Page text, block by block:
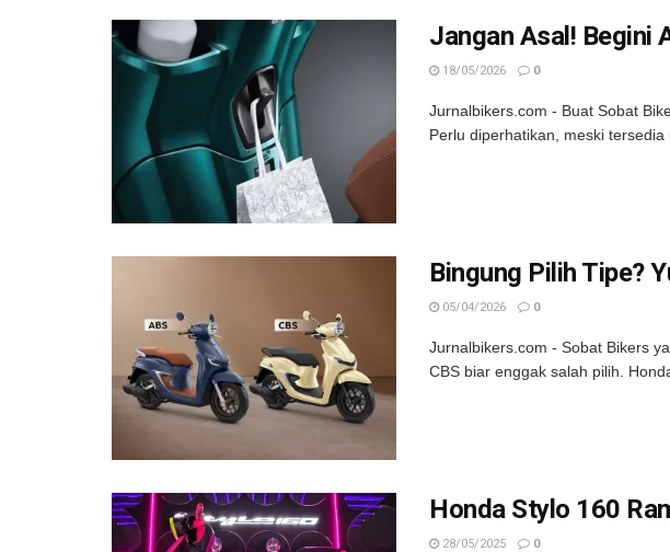
Jangan Asal! Begini
18/05/2026 0
Jurnalbikers.com - Buat Sobat
Perlu diperhatikan, meski tersedia
Bingung Pilih Tipe?
05/04/2026 0
Jurnalbikers.com - Sobat Bikers
CBS biar enggak salah pilih.
Honda Stylo 160
28/05/2025 0